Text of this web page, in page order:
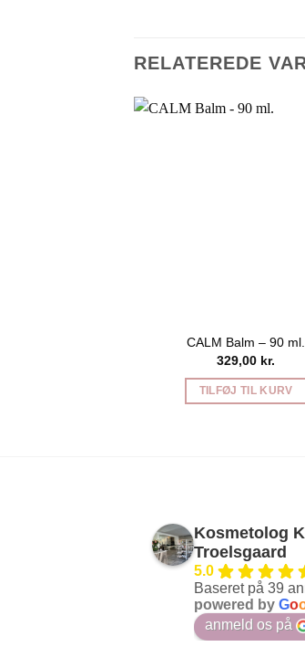
RELATEREDE
CALM Balm – 90 ml.
329,00 kr.
TILFØJ TIL KURV
Kosmetolog
Troelsgaard
5.0
Baseret på 39
powered by Go
anmeld os på